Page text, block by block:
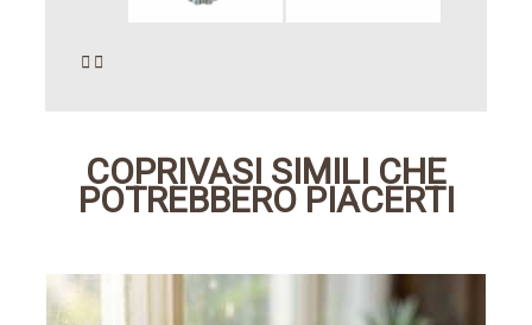
 
COPRIVASI SIMILI CHE
POTREBBERO PIACERTI